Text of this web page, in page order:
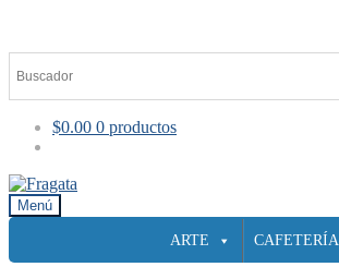
$0.00 0 productos
Ir
a
la
Ir
al
contenido
Menú
ARTE CAFETERÍA